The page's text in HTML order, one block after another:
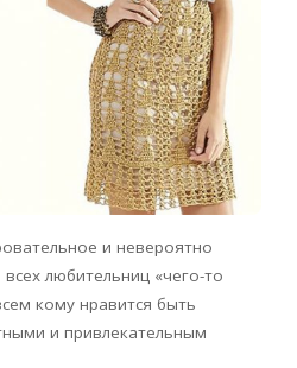
и невероятно
любительниц «чего-то
кому нравится быть
и привлекательным